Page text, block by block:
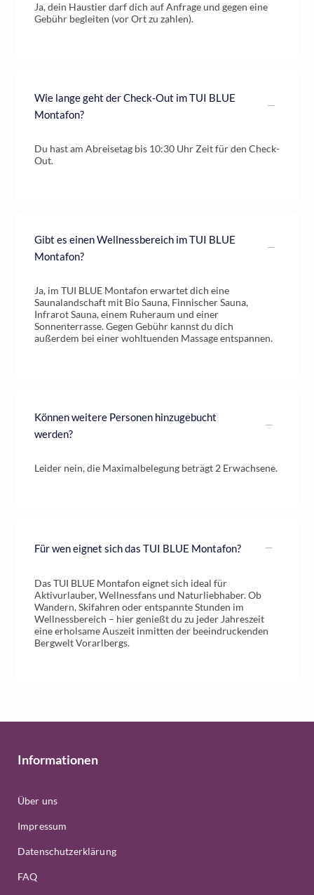
Ja, dein Haustier darf dich auf Anfrage und gegen eine
Gebühr begleiten (vor Ort zu zahlen).
Wie lange geht der Check-Out im TUI BLUE
Montafon?
Du hast am Abreisetag bis 10:30 Uhr Zeit für den Check-
Out.
Gibt es einen Wellnessbereich im TUI BLUE
Montafon?
Ja, im TUI BLUE Montafon erwartet dich eine
Saunalandschaft mit Bio Sauna, Finnischer Sauna,
Infrarot Sauna, einem Ruheraum und einer
Sonnenterrasse. Gegen Gebühr kannst du dich
außerdem bei einer wohltuenden Massage entspannen.
Können weitere Personen hinzugebucht
werden?
Leider nein, die Maximalbelegung beträgt 2 Erwachsene.
Für wen eignet sich das TUI BLUE Montafon?
Das TUI BLUE Montafon eignet sich ideal für
Aktivurlauber, Wellnessfans und Naturliebhaber. Ob
Wandern, Skifahren oder entspannte Stunden im
Wellnessbereich – hier genießt du zu jeder Jahreszeit
eine erholsame Auszeit inmitten der beeindruckenden
Bergwelt Vorarlbergs.
Informationen
Über uns
Impressum
Datenschutzerklärung
FAQ